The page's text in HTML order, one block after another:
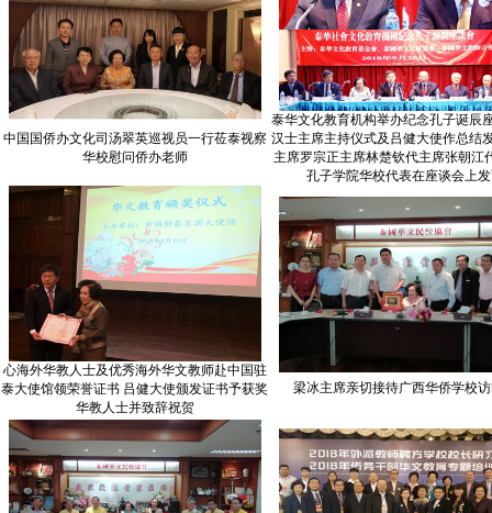
中国国侨办文化司汤翠英巡视员一行莅泰视察
华校慰问侨办老师
泰华文化教育机构举办纪念孔子诞辰
汉士主席主持仪式及吕健大使作总结
主席罗宗正主席林楚钦代主席张朝江
孔子学院华校代表在座谈会上
心海外华教人士及优秀海外华文教师赴中国驻
泰大使馆领荣誉证书 吕健大使颁发证书予获奖
华教人士并致辞祝贺
梁冰主席亲切接待广西华侨学校